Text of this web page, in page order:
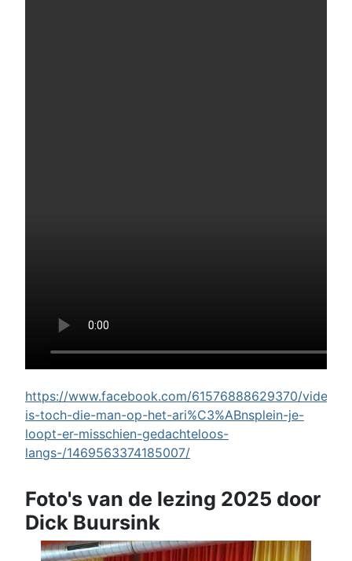
https://www.facebook.com/61576888629370/videos/
is-toch-die-man-op-het-ari%C3%ABnsplein-je-
loopt-er-misschien-gedachteloos-
langs-/1469563374185007/
Foto's van de lezing 2025 door
Dick Buursink